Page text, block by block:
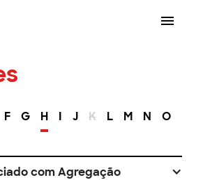
F G H I J K L M N O
com Agregação